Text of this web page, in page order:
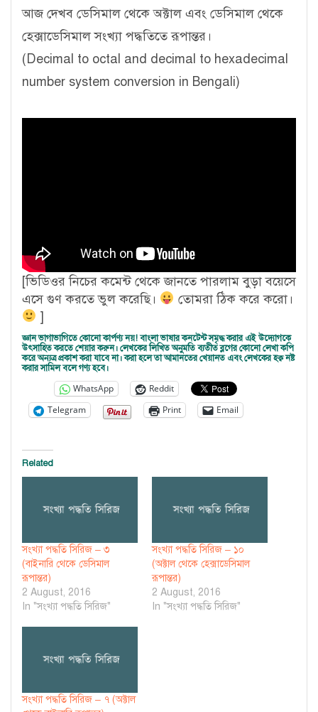
আজ দেখব ডেসিমাল থেকে অক্টাল এবং ডেসিমাল থেকে
হেক্সাডেসিমাল সংখ্যা পদ্ধতিতে রূপান্তর।
(Decimal to octal and decimal to hexadecimal
number system conversion in Bengali)
[ভিডিওর নিচের কমেন্ট থেকে জানতে পারলাম বুড়া বয়েসে
এসে গুণ করতে ভুল করেছি।
তোমরা ঠিক করে করো।
]
জ্ঞান ভাগাভাগিতে কোনো কার্পণ্য নয়! বাংলা ভাষার কনটেন্ট সমৃদ্ধ করার এই উদ্যোগকে
উৎসাহিত করতে শেয়ার করুন। লেখকের লিখিত অনুমতি ব্যতীত ব্লগের কোনো লেখা কপি
করে অন্যত্র প্রকাশ করা যাবে না। করা হলে তা আমানতের খেয়ানত এবং লেখকের হক্ব নষ্ট
করার সামিল বলে গণ্য হবে।
WhatsApp
Reddit
Telegram
Print Email
Related
সংখ্যা পদ্ধতি সিরিজ – ৩
(বাইনারি থেকে ডেসিমাল
রূপান্তর)
2 August, 2016
In "সংখ্যা পদ্ধতি সিরিজ"
সংখ্যা পদ্ধতি সিরিজ – ১০
(অক্টাল থেকে হেক্সাডেসিমাল
রূপান্তর)
2 August, 2016
In "সংখ্যা পদ্ধতি সিরিজ"
সংখ্যা পদ্ধতি সিরিজ – ৭ (অক্টাল